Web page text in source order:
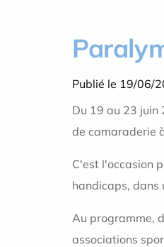
Publié le 19/06/
Du 19 au 23 juin
de camaraderie
C'est l'occasion
handicaps, dans
Au programme,
associations